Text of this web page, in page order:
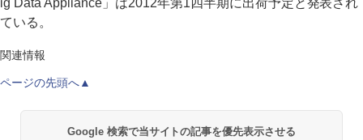
ig Data Appliance」は2012年第1四半期に出荷予定と発表され
ている。
関連情報
ページの先頭へ▲
Google 検索で当サイトの記事を優先表示させる